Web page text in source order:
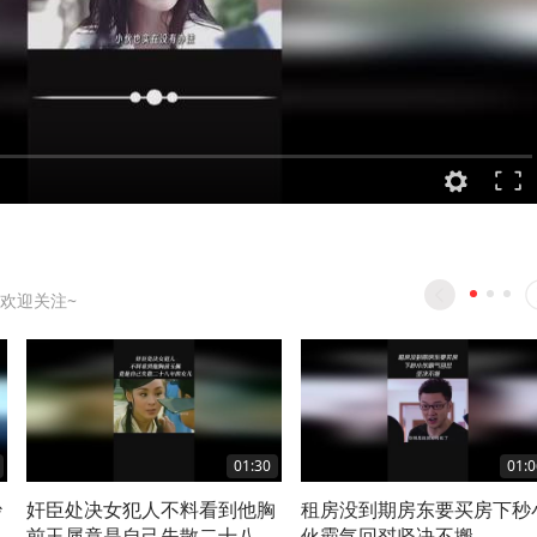
迎关注~
01:30
奸臣处决女犯人不料看到他胸
租房没到期房东要买房下秒